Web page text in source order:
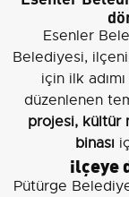
Esenler
Belediyesi,
için ilk
düzenlenen
projesi, kültür
binası
ilçeye
Pütürge